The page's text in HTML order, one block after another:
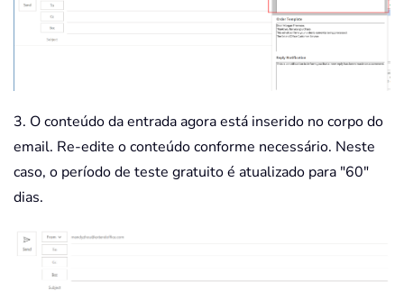
3. O conteúdo da entrada agora está inserido no corpo do
email. Re-edite o conteúdo conforme necessário. Neste
caso, o período de teste gratuito é atualizado para "60"
dias.